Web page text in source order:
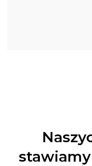
stawiamy